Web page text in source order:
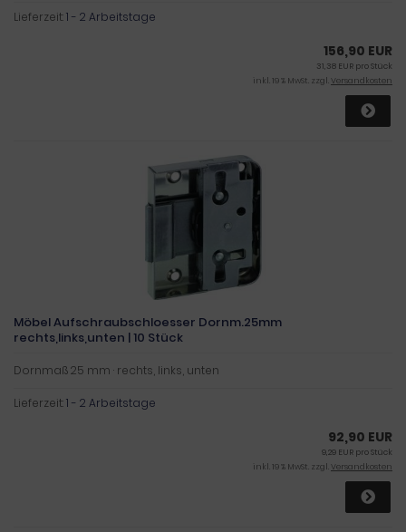
Lieferzeit:1 - 2 Arbeitstage
156,90 EUR
31,38 EUR pro Stück
inkl. 19 % MwSt. zzgl.Versandkosten
Möbel Aufschraubschloesser Dornm.25mm
rechts,links,unten | 10 Stück
Dornmaß 25 mm · rechts, links, unten
Lieferzeit:1 - 2 Arbeitstage
92,90 EUR
9,29 EUR pro Stück
inkl. 19 % MwSt. zzgl.Versandkosten